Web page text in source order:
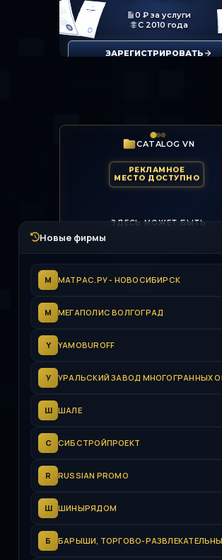
Новые фирмы
М МАТРАС.РУ - НОВОСИБИРСК
М МЕГАПОЛИС ВОЛГОГРАД
Y YAMOBUROFF
У УРАЛЬСКИЙ ЗАВОД МНОГОГРАННЫХ
Ш ШАЛЕ
С СИБСТРОЙПРОЕКТ
R RUSSIAN PROMO
Ш ШИНЫРЯДОМ
Б